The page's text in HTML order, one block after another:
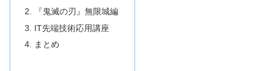
『鬼滅の刃』無限城編
IT先端技術応用講座
まとめ